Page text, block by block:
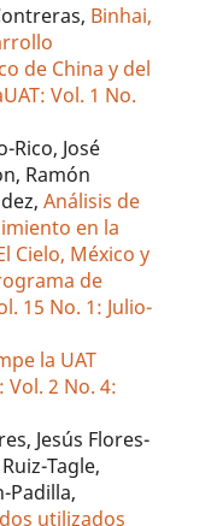
Binhai,
de China y del
Vol. 1 No.
Rico, José
Ramón
Análisis de
en la
Cielo, México y
de
15 No. 1: Julio-
la UAT
Vol. 2 No. 4:
Jesús Flores-
Tagle,
Padilla,
utilizados